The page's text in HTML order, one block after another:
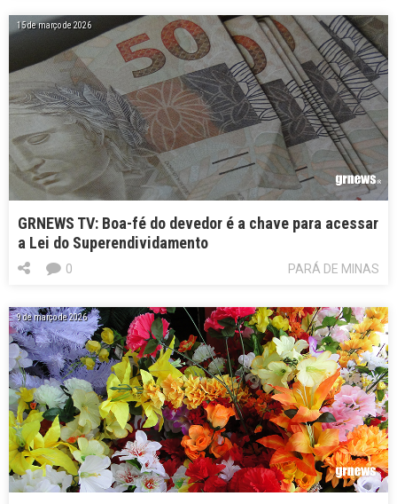
15 de março de 2026
GRNEWS TV: Boa-fé do devedor é a chave para acessar
a Lei do Superendividamento
PARÁ DE MINAS
0
9 de março de 2026